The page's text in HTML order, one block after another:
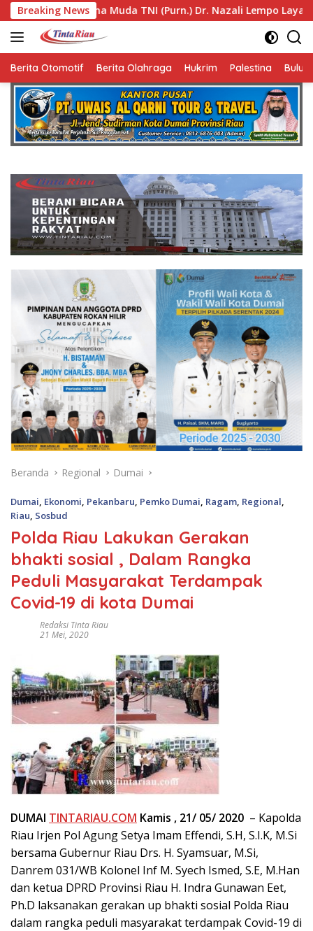
Langsung
ke
konten
Breaking News
TNI (Purn.) Dr. Nazali Lempo Layak Dipertimbangkan
Berita Otomotif Berita Olahraga Hukrim Palestina
Beranda Regional Dumai
Dumai Ekonomi Pekanbaru Pemko Dumai Ragam Regional
Riau Sosbud
Polda Riau Lakukan Gerakan
bhakti sosial , Dalam Rangka
Peduli Masyarakat Terdampak
Covid-19 di kota Dumai
Redaksi Tinta Riau
21 Mei, 2020
DUMAI TINTARIAU.COM Kamis , 21/ 05/ 2020 – Kapolda
Riau Irjen Pol Agung Setya Imam Effendi, S.H, S.I.K, M.Si
bersama Gubernur Riau Drs. H. Syamsuar, M.Si,
Danrem 031/WB Kolonel Inf M. Syech Ismed, S.E, M.Han
dan ketua DPRD Provinsi Riau H. Indra Gunawan Eet,
Ph.D laksanakan gerakan up bhakti sosial Polda Riau
dalam rangka peduli masyarakat terdampak Covid-19 di